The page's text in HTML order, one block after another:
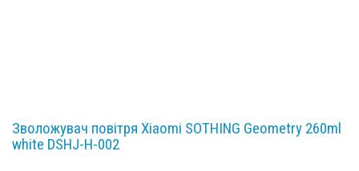
Зволожувач повітря Xiaomi SOTHING Geometry 260ml
white DSHJ-H-002